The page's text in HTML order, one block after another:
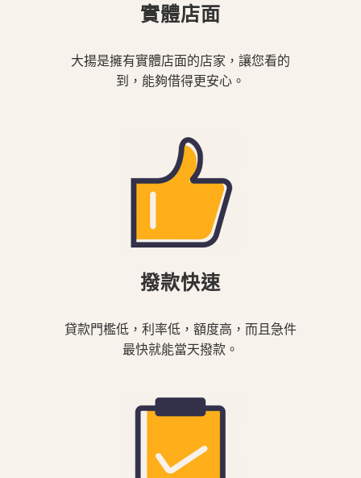
實體店面
大揚是擁有實體店面的店家，讓您看的
到，能夠借得更安心。
撥款快速
貸款門檻低，利率低，額度高，而且急件
最快就能當天撥款。